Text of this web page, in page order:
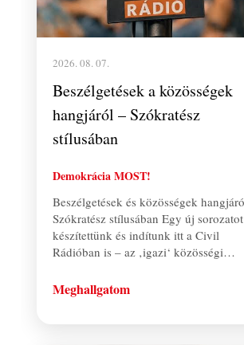
2026. 08. 07.
Beszélgetések a közösségek
hangjáról – Szókratész
stílusában
Demokrácia MOST!
Beszélgetések és közösségek
Szókratész stílusában Egy új sorozatot
készítettünk és indítunk itt a Civil
Rádióban is – az ‚igazi‘ közösségi…
Meghallgatom